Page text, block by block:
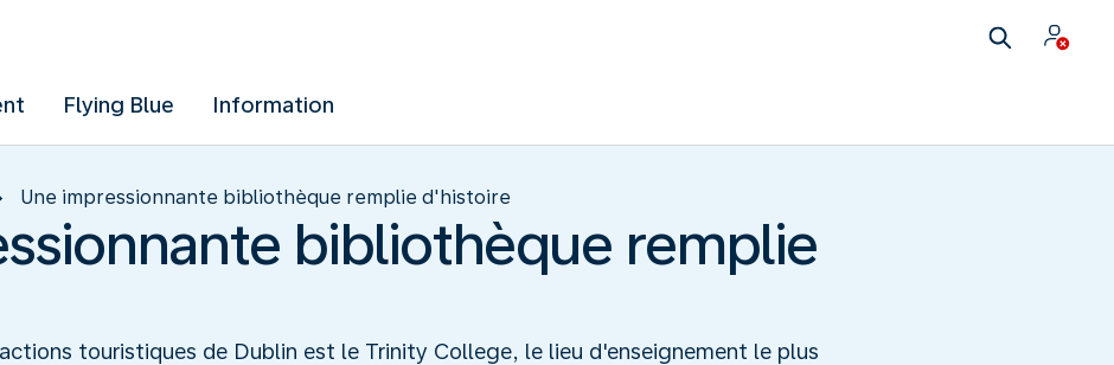
Flying Blue Information
Une impressionnante bibliothèque remplie d'histoire
bibliothèque remplie
touristiques de Dublin est le Trinity College, le lieu d'enseignement le plus